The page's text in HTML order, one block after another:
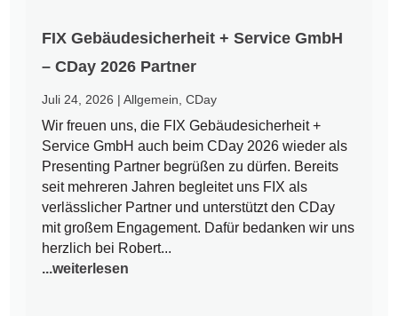
FIX Gebäudesicherheit + Service GmbH
– CDay 2026 Partner
Juli 24, 2026 |Allgemein ,CDay
Wir freuen uns, die FIX Gebäudesicherheit +
Service GmbH auch beim CDay 2026 wieder als
Presenting Partner begrüßen zu dürfen. Bereits
seit mehreren Jahren begleitet uns FIX als
verlässlicher Partner und unterstützt den CDay
mit großem Engagement. Dafür bedanken wir uns
herzlich bei Robert...
...weiterlesen